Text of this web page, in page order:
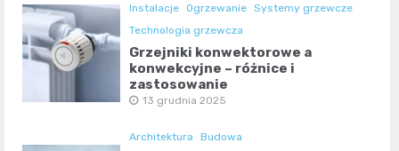
Instalacje Ogrzewanie Systemy grzewcze
Technologia grzewcza
Grzejniki konwektorowe a
konwekcyjne – różnice i
zastosowanie
13 grudnia 2025
Architektura Budowa